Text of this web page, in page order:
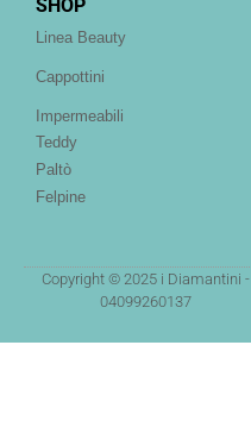
SHOP
Linea Beauty
Cappottini
Impermeabili
Teddy
Paltò
Felpine
Copyright © 2025 i Diamantini -
04099260137